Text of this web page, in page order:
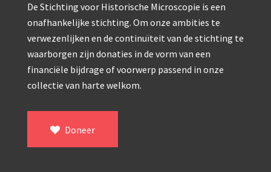
Zeiss, statief IX (ca. 1890)
Seibert, ‘Stativ 3’ (1895-1900)
Watson & Sons, No. 1 ‘Van Heurck’ (ca.
Reichert (ca. 1925)
Winkel, statief BTC (1955-1957)
ROW, schoolmicroscoop (1955-1965)
De Stichting voor Historische Microscopie is een
onafhankelijke stichting. Om onze ambities te
verwezenlijken en de continuïteit van de stichting te
waarborgen zijn donaties in de vorm van een
financiële bijdrage of voorwerp passend in onze
collectie van harte welkom.
Doneer